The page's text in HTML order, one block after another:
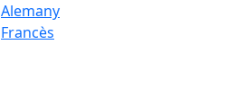
Alemany
Francès